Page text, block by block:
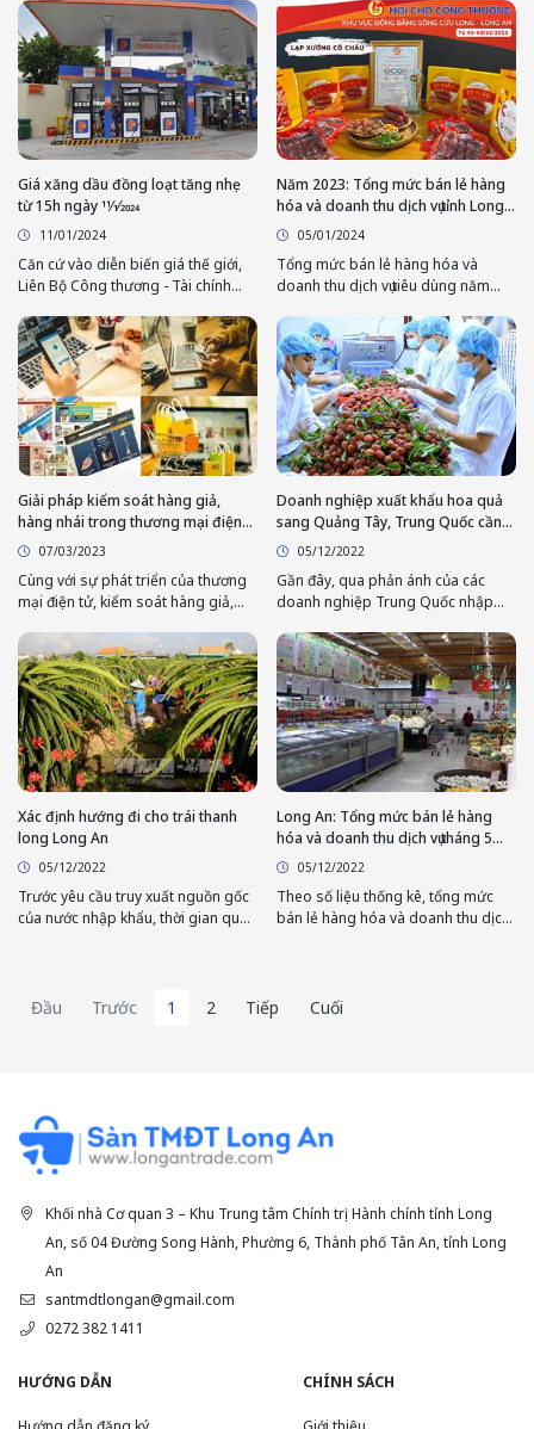
gian lận thương mại và hàng giả dịp trước,
trong và sau tết Nguyên đán Giáp Thìn
2024.
Giá xăng dầu đồng loạt tăng nhẹ
từ 15h ngày 11⁄1⁄2024
11/01/2024
Căn cứ vào diễn biến giá thế giới,
Liên Bộ Công thương - Tài chính
xăng dầu kể từ 15h, ngày 11⁄1⁄2024.
Trong đó, giá xăng RON95-III tăng
19 đồng⁄lít, có giá bán không cao
hơn 21.935 đồng⁄lít.
Năm 2023: Tổng mức bán lẻ hàng
hóa và doanh thu dịch vụ tỉnh Long
An tăng 13,12%
05/01/2024
Tổng mức bán lẻ hàng hóa và
doanh thu dịch vụ tiêu dùng năm
68.840,48 tỷ đồng (đạt 63,04% kế
hoạch), tăng 13,12% so với cùng kỳ.
Giải pháp kiểm soát hàng giả,
hàng nhái trong thương mại điện
tử 07/03/2023
Cùng với sự phát triển của thương
mại điện tử, kiểm soát hàng giả,
một trong những nhiệm vụ trọng
tâm trong năm 2023.
Doanh nghiệp xuất khẩu hoa quả
sang Quảng Tây, Trung Quốc cần
lưu ý05/12/2022
Gần đây, qua phản ánh của các
doanh nghiệp Trung Quốc nhập
trường châu Á- châu Phi, Bộ Công
Thương nhận được thông tin về yêu
cầu truy xuất nguồn gốc của cơ
quan quản lý Quảng Tây đối với
hoa quả xuất khẩu từ Việt Nam
sang Trung Quốc qua các cửa khẩu
nhập khẩu hoa quả thuộc địa bàn
Quảng Tây, Trung Quốc như sau
Xác định hướng đi cho trái thanh
long Long An
05/12/2022
Trước yêu cầu truy xuất nguồn gốc
của nước nhập khẩu, thời gian qua,
tem sản phẩm, qua đó góp phần
Long An: Tổng mức bán lẻ hàng
hóa và doanh thu dịch vụ tháng 5
năm 2022 tăng 9,42% so với cùng
05/12/2022
Theo số liệu thống kê, tổng mức
bán lẻ hàng hóa và doanh thu dịch
cùng kỳ.
Đầu Trước 1 2 Tiếp Cuối
Khối nhà Cơ quan 3 – Khu Trung tâm Chính trị Hành chính tỉnh Long
An, số 04 Đường Song Hành, Phường 6, Thành phố Tân An, tỉnh Long
An
santmdtlongan@gmail.com
0272 382 1411
HƯỚNG DẪN CHÍNH SÁCH